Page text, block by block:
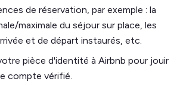
de réservation, par exemple : la
maximale du séjour sur place, les
et de départ instaurés, etc.
pièce d'identité à Airbnb pour jouir
compte vérifié.